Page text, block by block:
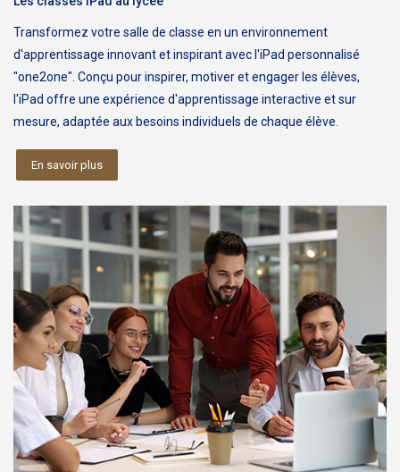
Transformez votre salle de classe en un environnement
d'apprentissage innovant et inspirant avec l'iPad personnalisé
"one2one". Conçu pour inspirer, motiver et engager les élèves,
l'iPad offre une expérience d'apprentissage interactive et sur
mesure, adaptée aux besoins individuels de chaque élève.
En savoir plus